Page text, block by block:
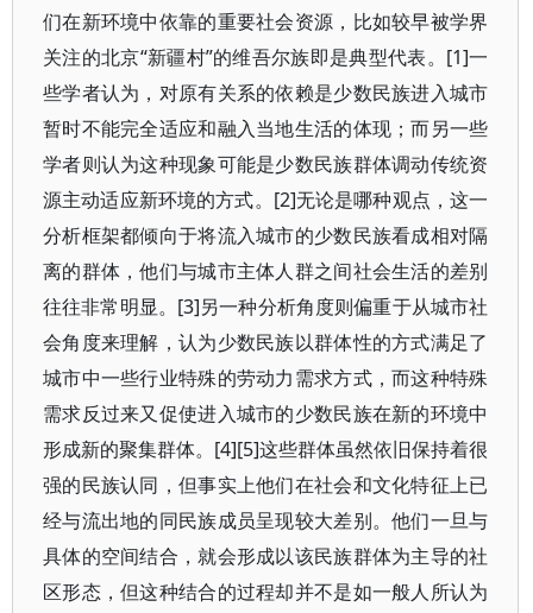
们在新环境中依靠的重要社会资源，比如较早被学界
关注的北京“新疆村”的维吾尔族即是典型代表。[1]一
些学者认为，对原有关系的依赖是少数民族进入城市
暂时不能完全适应和融入当地生活的体现；而另一些
学者则认为这种现象可能是少数民族群体调动传统资
源主动适应新环境的方式。[2]无论是哪种观点，这一
分析框架都倾向于将流入城市的少数民族看成相对隔
离的群体，他们与城市主体人群之间社会生活的差别
往往非常明显。[3]另一种分析角度则偏重于从城市社
会角度来理解，认为少数民族以群体性的方式满足了
城市中一些行业特殊的劳动力需求方式，而这种特殊
需求反过来又促使进入城市的少数民族在新的环境中
形成新的聚集群体。[4][5]这些群体虽然依旧保持着很
强的民族认同，但事实上他们在社会和文化特征上已
经与流出地的同民族成员呈现较大差别。他们一旦与
具体的空间结合，就会形成以该民族群体为主导的社
区形态，但这种结合的过程却并不是如一般人所认为